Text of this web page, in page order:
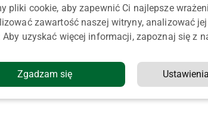
u producentów próbują kupować
uzyskują u producentów niższe ceny, niż
sklepów sieciowych. Aby temu
cenowym, które może kupić jedna osoba.
pliki cookie, aby zapewnić Ci najlepsze
zawartość naszej witryny, analizować
Aby uzyskać więcej informacji, zapoznaj się z
Zgadzam się Ustawienia